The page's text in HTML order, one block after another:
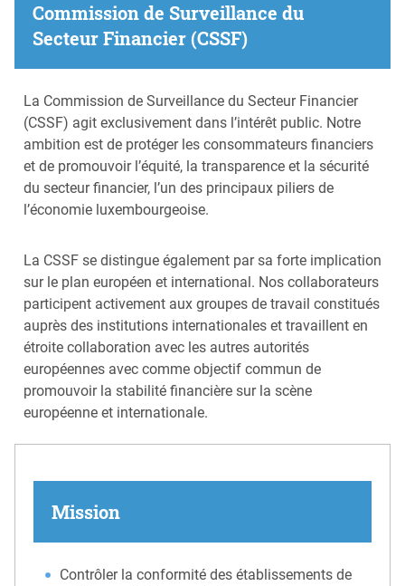
Commission de Surveillance du
Secteur Financier (CSSF)
La Commission de Surveillance du Secteur Financier
(CSSF) agit exclusivement dans l’intérêt public. Notre
ambition est de protéger les consommateurs financiers
et de promouvoir l’équité, la transparence et la sécurité
du secteur financier, l’un des principaux piliers de
l’économie luxembourgeoise.
La CSSF se distingue également par sa forte implication
sur le plan européen et international. Nos collaborateurs
participent activement aux groupes de travail constitués
auprès des institutions internationales et travaillent en
étroite collaboration avec les autres autorités
européennes avec comme objectif commun de
promouvoir la stabilité financière sur la scène
européenne et internationale.
Mission
Contrôler la conformité des établissements de